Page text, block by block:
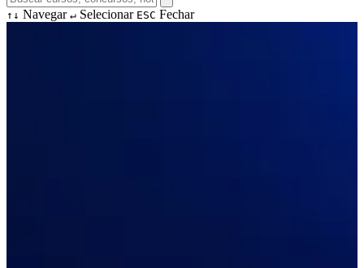
↑↓ Navegar ↵ Selecionar ESC Fechar